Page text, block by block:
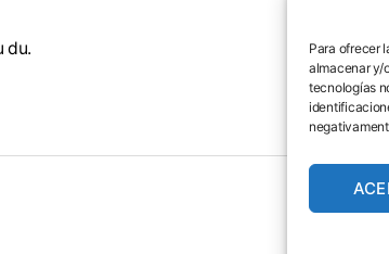
Para ofrecer
almacenar y/
tecnologías
du.